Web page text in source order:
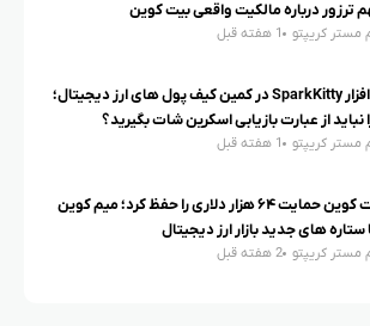
ترزور درباره مالکیت واقعی بیت کوین
مستر کریپتو 1 هفته قبل
بدافزار SparkKitty در کمین کیف پول های ارز دیجیتال؛
نباید از عبارت بازیابی اسکرین شات بگیرید؟
مستر کریپتو 1 هفته قبل
بیت کوین حمایت ۶۴ هزار دلاری را حفظ کرد؛ میم کوین
های جدید بازار ارز دیجیتال
مستر کریپتو 2 هفته قبل